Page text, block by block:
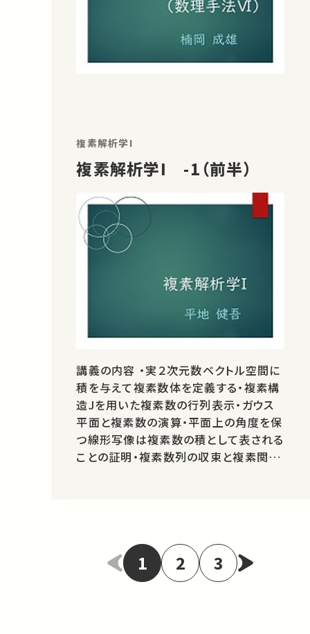
複素解析学I
複素解析学I -1（前半）
講義の内容 ・実２次元数ベクトル空間に
積を与えて複素数体を定義する・複素構
造Jを用いた複素数の行列表示・ガウス
平面と複素数の演算・平面上の角度を保
つ線形写像は複素数の積として表される
ことの証明・複素数列の収束と複素関
［00:32:56］ ・複素数の作り…
1 2 3